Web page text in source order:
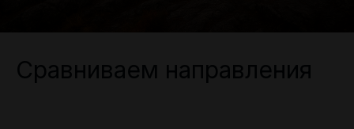
Сравниваем направления